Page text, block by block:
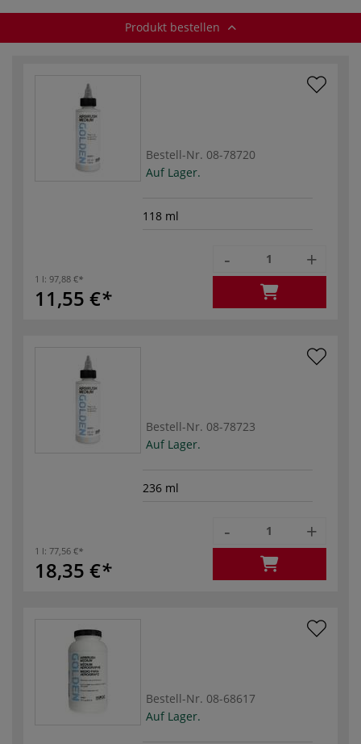
Produkt bestellen
Bestell-Nr. 08-78720
Auf Lager.
118 ml
1 l: 97,88 €
11,55 €
- +
Bestell-Nr. 08-78723
Auf Lager.
236 ml
1 l: 77,56 €
18,35 €
- +
Bestell-Nr. 08-68617
Auf Lager.